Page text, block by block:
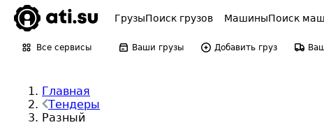
ГрузыПоиск грузов МашиныПоиск
Все сервисы Ваши грузы Добавить груз
Главная
Тендеры
Разный